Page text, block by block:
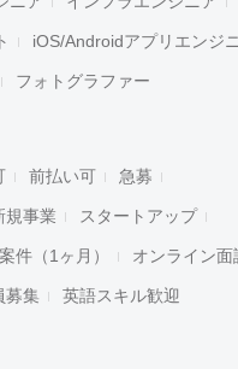
iOS/Androidアプリエンジ
フォトグラファー
前払い可 急募
規事業 スタートアップ
件（1ヶ月） オンライン面
募集 英語スキル歓迎